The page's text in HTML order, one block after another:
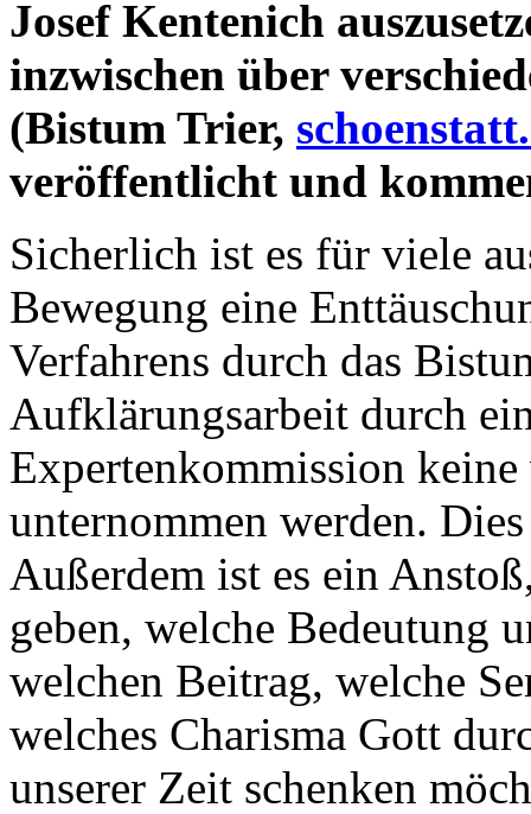
Josef Kentenich
inzwischen über
(Bistum Trier,
veröffentlicht und
Sicherlich ist es für viele
Bewegung eine
Verfahrens durch das
Aufklärungsarbeit durch
Expertenkommission
unternommen werden.
Außerdem ist es ein
geben, welche Bedeutung
welchen Beitrag, welche
welches Charisma Gott
unserer Zeit schenken